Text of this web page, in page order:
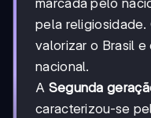
marcada pelo
pela religiosidade.
valorizar o Brasil e
nacional.
A Segunda
caracterizou-se